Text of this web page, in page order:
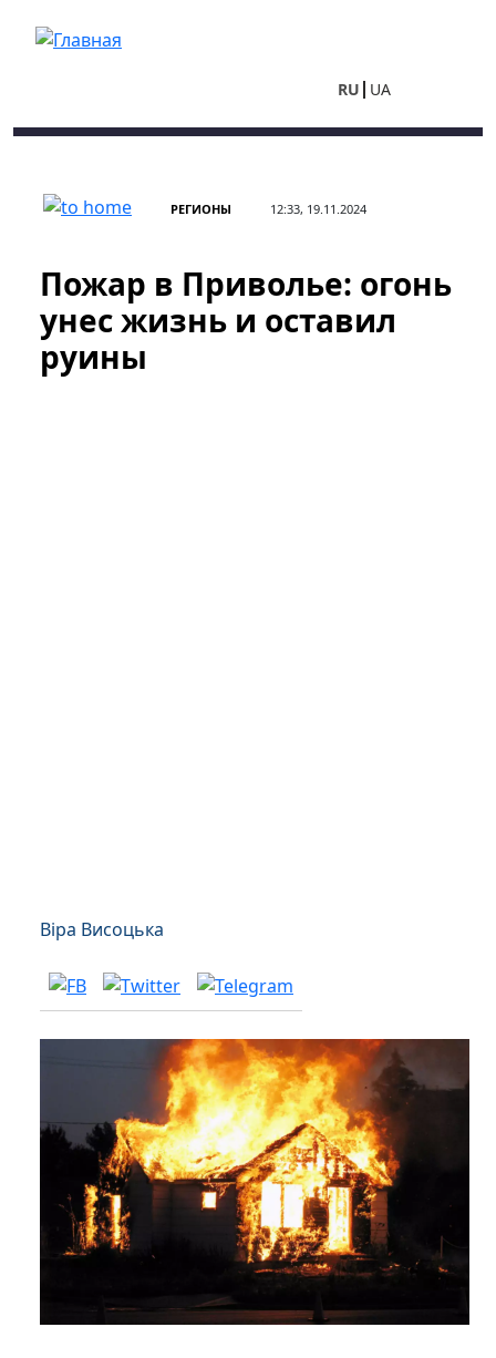
RU UA
РЕГИОНЫ 12:33, 19.11.2024
Пожар в Приволье: огонь
унес жизнь и оставил
руины
Віра Висоцька